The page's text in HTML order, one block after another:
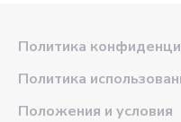
Политика
Политика
Положения и условия